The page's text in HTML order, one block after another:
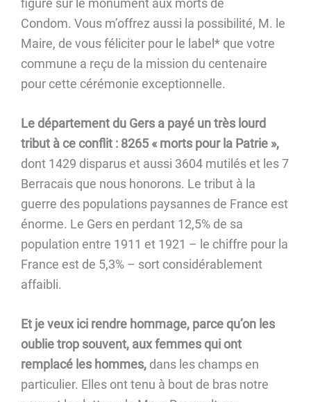
figure sur le monument aux morts de
Condom. Vous m’offrez aussi la possibilité, M. le
Maire, de vous féliciter pour le label* que votre
commune a reçu de la mission du centenaire
pour cette cérémonie exceptionnelle.
Le département du Gers a payé un très lourd
tribut à ce conflit : 8265 « morts pour la Patrie »,
dont 1429 disparus et aussi 3604 mutilés et les 7
Berracais que nous honorons. Le tribut à la
guerre des populations paysannes de France est
énorme. Le Gers en perdant 12,5% de sa
population entre 1911 et 1921 – le chiffre pour la
France est de 5,3% – sort considérablement
affaibli.
Et je veux ici rendre hommage, parce qu’on les
oublie trop souvent, aux femmes qui ont
remplacé les hommes, dans les champs en
particulier. Elles ont tenu à bout de bras notre